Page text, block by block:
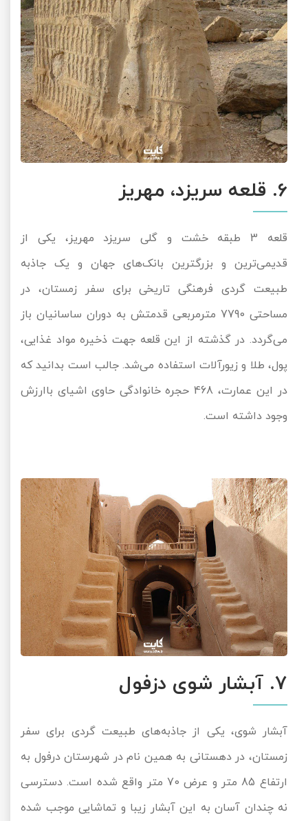
قلعه 3 طبقه خشت و گلی سریزد مهریز، یکی از
قدیمی‌ترین و بزرگترین بانک‌های جهان و یک جاذبه
طبیعت گردی فرهنگی تاریخی برای سفر زمستان، در
مساحتی 7790 مترمربعی قدمتش به دوران ساسانیان باز
می‌گردد. در گذشته از این قلعه جهت ذخیره مواد غذایی،
پول، طلا و زیورآلات استفاده می‌شد. جالب است بدانید که
در این عمارت، 468 حجره خانوادگی حاوی اشیای باارزش
وجود داشته است.
7. آبشار شوی دزفول
آبشار شوی، یکی از جاذبه‌های طبیعت گردی برای سفر
زمستان، در دهستانی به همین نام در شهرستان درفول به
ارتفاع 85 متر و عرض 70 متر واقع شده است. دسترسی
نه چندان آسان به این آبشار زیبا و تماشایی موجب شده